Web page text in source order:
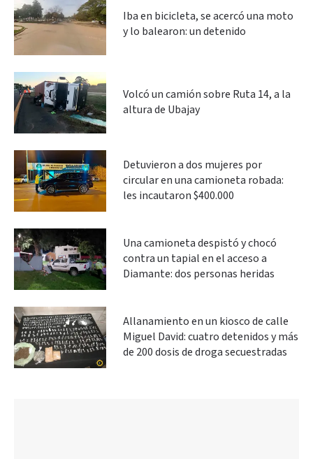
Iba en bicicleta, se acercó una moto
y lo balearon: un detenido
Volcó un camión sobre Ruta 14, a la
altura de Ubajay
Detuvieron a dos mujeres por
circular en una camioneta robada:
les incautaron $400.000
Una camioneta despistó y chocó
contra un tapial en el acceso a
Diamante: dos personas heridas
Allanamiento en un kiosco de calle
Miguel David: cuatro detenidos y más
de 200 dosis de droga secuestradas